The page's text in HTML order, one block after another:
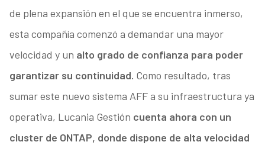
de plena expansión en el que se encuentra inmerso,
esta compañía comenzó a demandar una mayor
velocidad y un alto grado de confianza para poder
garantizar su continuidad. Como resultado, tras
sumar este nuevo sistema AFF a su infraestructura ya
operativa, Lucania Gestión cuenta ahora con un
cluster de ONTAP, donde dispone de alta velocidad